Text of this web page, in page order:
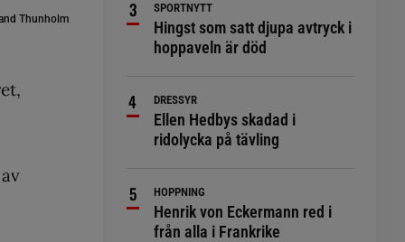
Thunholm
SPORTNYTT
Hingst som satt djupa avtryck i
hoppaveln är död
DRESSYR
Ellen Hedbys skadad i
ridolycka på tävling
HOPPNING
Henrik von Eckermann red i
från alla i Frankrike